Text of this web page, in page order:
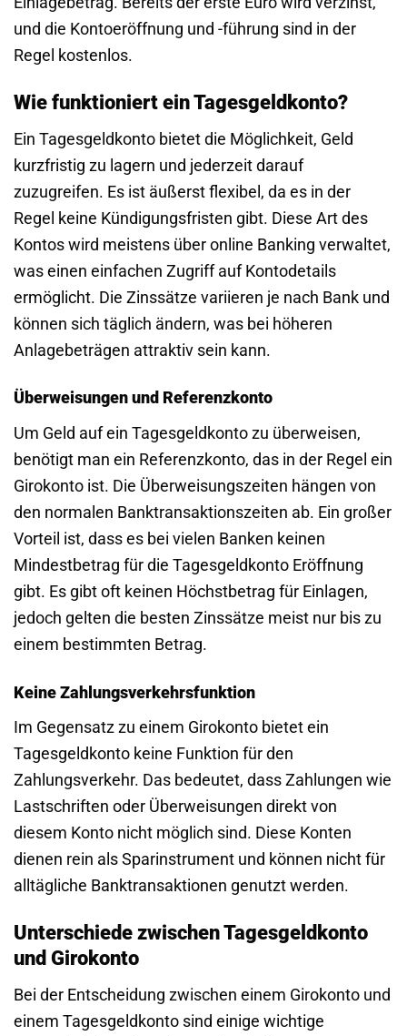
und die Kontoeröffnung und -führung sind in der
Regel kostenlos.
Wie funktioniert ein Tagesgeldkonto?
Ein Tagesgeldkonto bietet die Möglichkeit, Geld
kurzfristig zu lagern und jederzeit darauf
zuzugreifen. Es ist äußerst flexibel, da es in der
Regel keine Kündigungsfristen gibt. Diese Art des
Kontos wird meistens über online Banking verwaltet,
was einen einfachen Zugriff auf Kontodetails
ermöglicht. Die Zinssätze variieren je nach Bank und
können sich täglich ändern, was bei höheren
Anlagebeträgen attraktiv sein kann.
Überweisungen und Referenzkonto
Um Geld auf ein Tagesgeldkonto zu überweisen,
benötigt man ein Referenzkonto, das in der Regel ein
Girokonto ist. Die Überweisungszeiten hängen von
den normalen Banktransaktionszeiten ab. Ein großer
Vorteil ist, dass es bei vielen Banken keinen
Mindestbetrag für die Tagesgeldkonto Eröffnung
gibt. Es gibt oft keinen Höchstbetrag für Einlagen,
jedoch gelten die besten Zinssätze meist nur bis zu
einem bestimmten Betrag.
Keine Zahlungsverkehrsfunktion
Im Gegensatz zu einem Girokonto bietet ein
Tagesgeldkonto keine Funktion für den
Zahlungsverkehr. Das bedeutet, dass Zahlungen wie
Lastschriften oder Überweisungen direkt von
diesem Konto nicht möglich sind. Diese Konten
dienen rein als Sparinstrument und können nicht für
alltägliche Banktransaktionen genutzt werden.
Unterschiede zwischen Tagesgeldkonto
und Girokonto
Bei der Entscheidung zwischen einem Girokonto und
einem Tagesgeldkonto sind einige wichtige